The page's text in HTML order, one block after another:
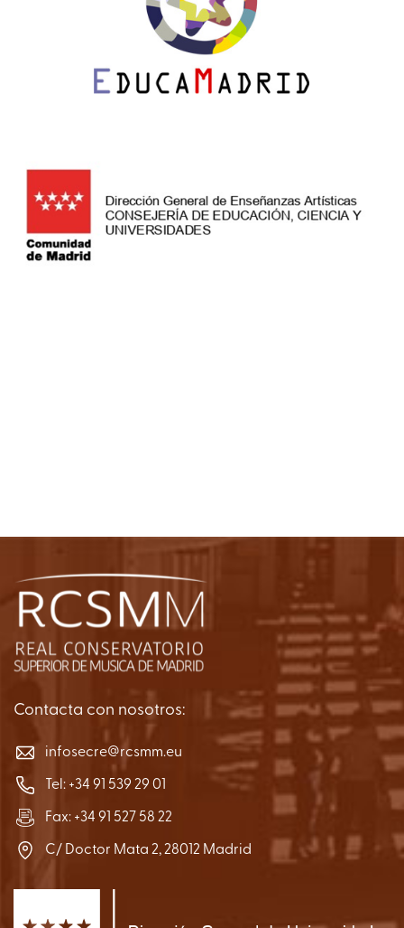
Contacta con nosotros:
infosecre@rcsmm.eu
Tel: +34 91 539 29 01
Fax: +34 91 527 58 22
C/ Doctor Mata 2, 28012 Madrid